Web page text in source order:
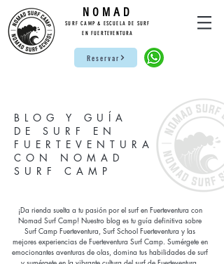
NO MAD
SURF CAMP & ESCUELA DE SURF
EN FUERTEVENTURA
Reservar
BLOG Y GUÍA
DE SURF EN
FUERTEVENTURA
CON NOMAD
SURF CAMP
¡Da rienda suelta a tu pasión por el surf en Fuerteventura con
Nomad Surf Camp! Nuestro blog es tu guía definitiva sobre
Surf Camp Fuerteventura, Surf School Fuerteventura y las
mejores experiencias de Fuerteventura Surf Camp. Sumérgete en
emocionantes aventuras de olas, domina tus habilidades de surf